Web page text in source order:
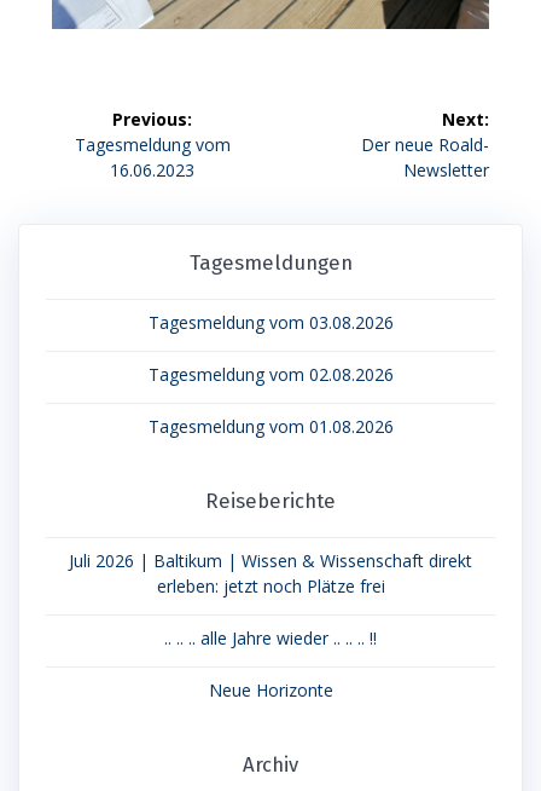
Beitragsnavigation
Previous:
Previous
post:
Tagesmeldung vom
16.06.2023
Next:
Next
Der neue Roald-
Newsletter
Tagesmeldungen
Tagesmeldung vom 03.08.2026
Tagesmeldung vom 02.08.2026
Tagesmeldung vom 01.08.2026
Reiseberichte
Juli 2026 | Baltikum | Wissen & Wissenschaft direkt
erleben: jetzt noch Plätze frei
.. .. .. alle Jahre wieder .. .. .. !!
Neue Horizonte
Archiv